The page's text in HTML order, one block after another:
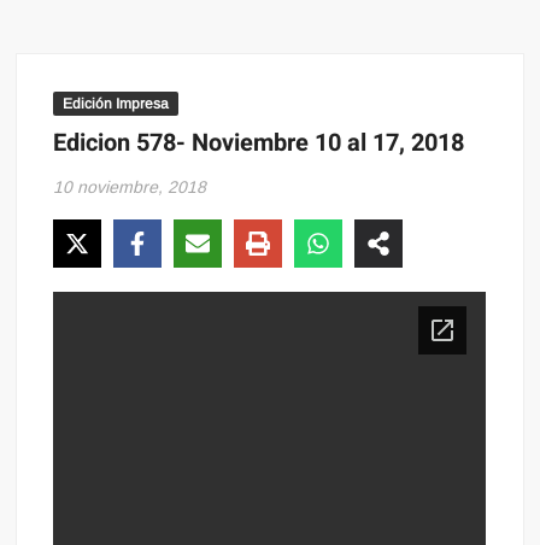
Edición Impresa
Edicion 578- Noviembre 10 al 17, 2018
10 noviembre, 2018